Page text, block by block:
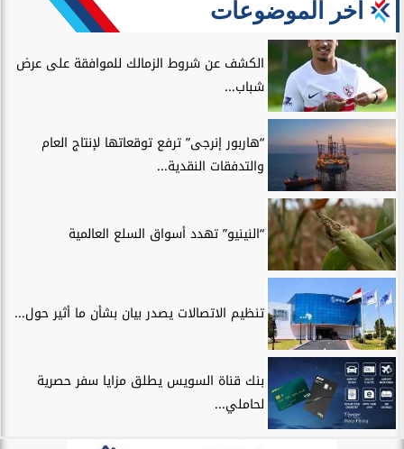
آخر الموضوعات
الكشف عن شروط الزمالك للموافقة على عرض
شباب...
“هاربور إنرجى” ترفع توقعاتها لإنتاج العام
والتدفقات النقدية...
“النينيو” تهدد أسواق السلع العالمية
تنظيم الاتصالات يصدر بيان بشأن ما أثير حول...
بنك قناة السويس يطلق مزايا سفر حصرية
لحاملي...